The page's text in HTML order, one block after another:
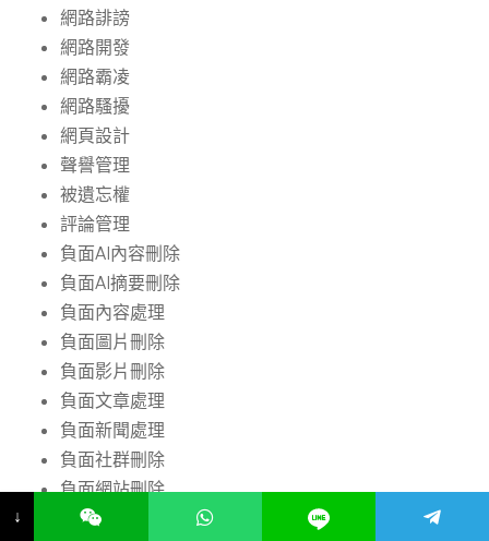
網路誹謗
網路開發
網路霸凌
網路騷擾
網頁設計
聲譽管理
被遺忘權
評論管理
負面AI內容刪除
負面AI摘要刪除
負面內容處理
負面圖片刪除
負面影片刪除
負面文章處理
負面新聞處理
負面社群刪除
負面網站刪除
負面評論處理
↓